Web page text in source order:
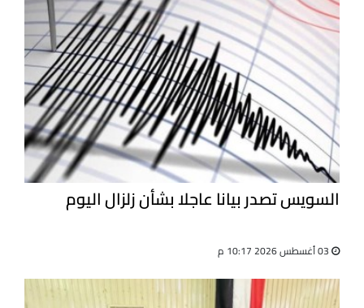
السويس تصدر بيانا عاجلا بشأن زلزال اليوم